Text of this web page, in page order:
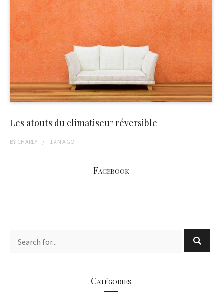
Les atouts du climatiseur réversible
BY CHARLY 1 AN AGO
Facebook
Catégories